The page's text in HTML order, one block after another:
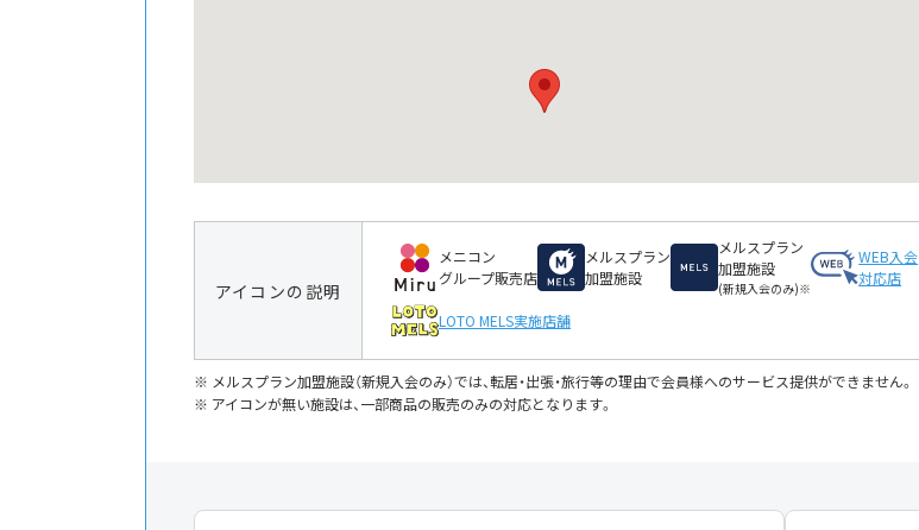
アイコンの説明
メニコン
グループ販売店
メルスプラン
加盟施設
メルスプラン
加盟施設
(新規入会のみ)※
WEB入会
対応店
LOTO MELS実施店舗
メルスプラン加盟施設（新規入会のみ）では、転居・出張・旅行等の理由で会員様へのサービス提供ができません。
アイコンが無い施設は、一部商品の販売のみの対応となります。